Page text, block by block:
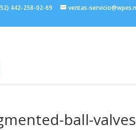
442-258-02-69 ventas-
ball-